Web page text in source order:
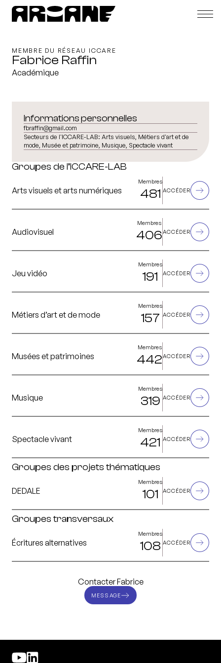
MEMBRE DU RÉSEAU ICCARE
Fabrice Raffin
Académique
Informations personnelles
fbraffin@gmail.com
Secteurs de l'ICCARE-LAB: Arts visuels, Métiers d'art et de
mode, Musée et patrimoine, Musique, Spectacle vivant
Groupes de l’ICCARE-LAB
Arts visuels et arts numériques
Membres
481 ACCÉDER
Audiovisuel
Membres
406ACCÉDER
Jeu vidéo
Membres
191 ACCÉDER
Métiers d’art et de mode
Membres
157 ACCÉDER
Musées et patrimoines
Membres
442ACCÉDER
Musique
Membres
319 ACCÉDER
Spectacle vivant
Membres
421 ACCÉDER
Groupes des projets thématiques
DEDALE
Membres
101 ACCÉDER
Groupes transversaux
Écritures alternatives
Membres
108 ACCÉDER
Contacter Fabrice
MESSAGE